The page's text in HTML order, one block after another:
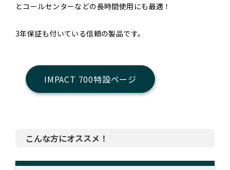
とコールセンターなどの長時間使用にも最適！
3年保証も付いている信頼の製品です。
IMPACT 700特設ページ
こんな方にオススメ！